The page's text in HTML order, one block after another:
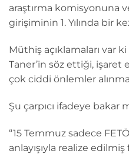
araştırma komisyonuna
girişiminin 1. Yılında bir
Müthiş açıklamaları var
Taner’in söz ettiği,
çok ciddi önlemler
Şu çarpıcı ifadeye bakar
“15 Temmuz sadece
anlayışıyla realize